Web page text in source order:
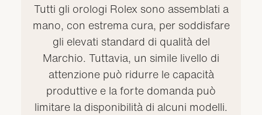
Tutti gli orologi Rolex sono assemblati a
mano, con estrema cura, per soddisfare
gli elevati standard di qualità del
Marchio. Tuttavia, un simile livello di
attenzione può ridurre le capacità
produttive e la forte domanda può
limitare la disponibilità di alcuni modelli.